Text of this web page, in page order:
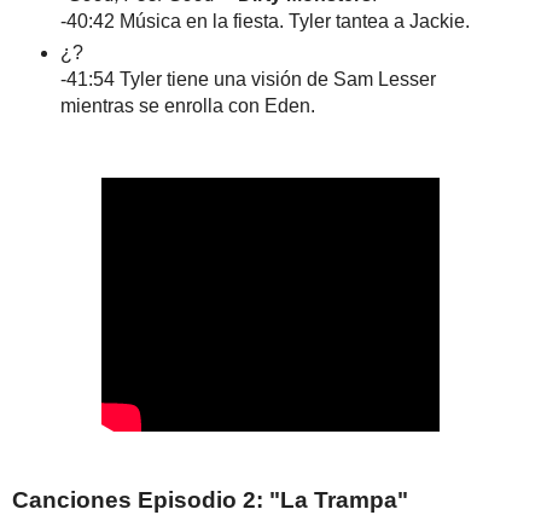
-40:42 Música en la fiesta. Tyler tantea a Jackie.
¿?
-41:54 Tyler tiene una visión de Sam Lesser
mientras se enrolla con Eden.
Canciones Episodio 2: "La Trampa"